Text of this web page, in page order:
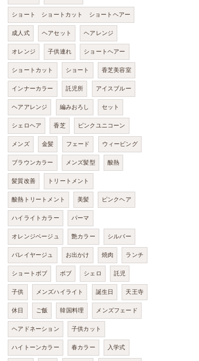
ショート ショートカット ショートヘアー
成人式 ヘアセット ヘアレンジ
オレンジ 子供連れ ショートヘアー
ショートカット ショート 香芝美容室
インナーカラー 託児所 アイスブルー
ヘアアレンジ 編みおろし セット
シェロヘア 香芝 ピンクユニコーン
メンズ 金髪 フェード ウィービング
ブラウンカラー メンズ髪型 酸熱
髪質改善 トリートメント
酸熱トリートメント 美髪 ピンクヘア
ハイライトカラー パーマ
オレンジベージュ 艶カラー シルバー
バレイヤージュ お出かけ 焼肉 ランチ
ショートボブ ボブ シェロ 託児
子供 メンズハイライト 誕生日 天王寺
休日 ご飯 韓国料理 メンズフェード
ヘアドネーション 子供カット
ハイトーンカラー 春カラー 入学式